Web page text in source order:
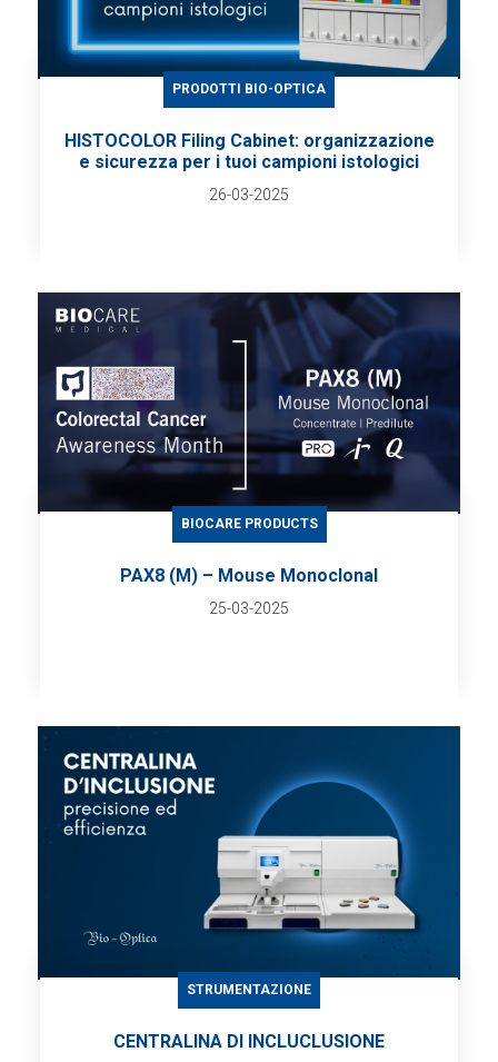
PRODOTTI BIO-OPTICA
HISTOCOLOR Filing Cabinet: organizzazione
e sicurezza per i tuoi campioni istologici
26-03-2025
BIOCARE PRODUCTS
PAX8 (M) – Mouse Monoclonal
25-03-2025
STRUMENTAZIONE
CENTRALINA DI INCLUCLUSIONE